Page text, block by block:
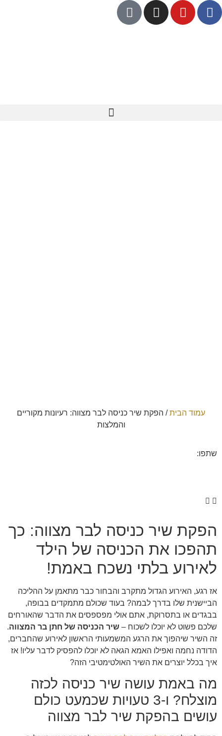
עמוד הבית/ הפקת שיר כניסה לבר מצווה: רעיונות מקוריים
והמלצות
שתפו:
הפקת שיר כניסה לבר מצווה: כך
תהפכו את הכניסה של הילד
לאירוע בלתי נשכח באמת!
אז רגע, האירוע הגדול מתקרב והבחור כבר מתאמן על ההליכה
הביישנית שלו בדרך לבמה? בעוד שכולם מתמקדים בבופה,
בבגדים או בתסרוקת, אתם אולי מפספסים את הדבר שהאורחים
שלכם פשוט לא יוכלו לשכוח – שיר הכניסה של חתן בר המצווה.
זה השיר שיהפוך את הרגע המשמעותי הראשון לאירוע שהחברים,
הדודה נחמה ואפילו האמא הגאה לא יוכלו להפסיק לדבר עליו! אז
איך בכלל יוצרים את השיר האולטימטיבי הזה?
מה באמת עושה שיר כניסה לכזה
מוצלח? ו-3 טעויות שכמעט כולם
עושים בהפקת שיר לבר מצווה